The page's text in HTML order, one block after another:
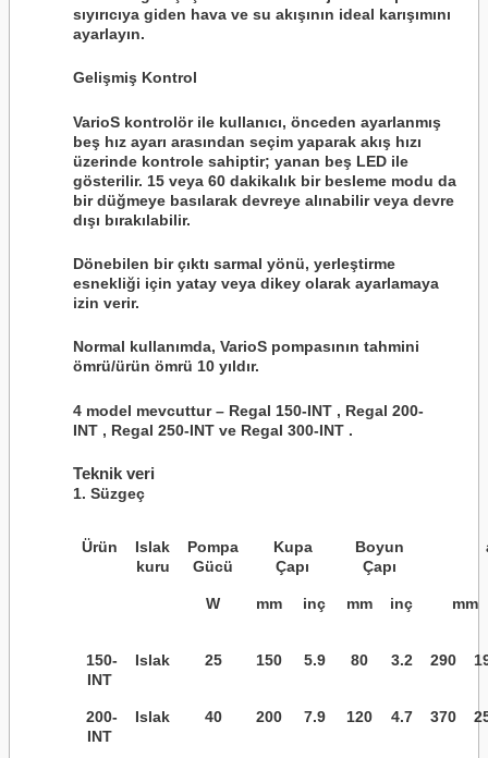
sıyırıcıya giden hava ve su akışının ideal karışımını
ayarlayın.
Gelişmiş Kontrol
VarioS kontrolör ile kullanıcı, önceden ayarlanmış
beş hız ayarı arasından seçim yaparak akış hızı
üzerinde kontrole sahiptir; yanan beş LED ile
gösterilir. 15 veya 60 dakikalık bir besleme modu da
bir düğmeye basılarak devreye alınabilir veya devre
dışı bırakılabilir.
Dönebilen bir çıktı sarmal yönü, yerleştirme
esnekliği için yatay veya dikey olarak ayarlamaya
izin verir.
Normal kullanımda, VarioS pompasının tahmini
ömrü/ürün ömrü 10 yıldır.
4 model mevcuttur – Regal 150-INT , Regal 200-
INT , Regal 250-INT ve Regal 300-INT .
Teknik veri
1. Süzgeç
Ürün
Islak
kuru
Pompa
Gücü
Kupa
Çapı
Boyun
Çapı
W mm inç mm inç mm
150-
INT
Islak 25 150 5.9 80 3.2 290
200-
INT
Islak 40 200 7.9 120 4.7 370